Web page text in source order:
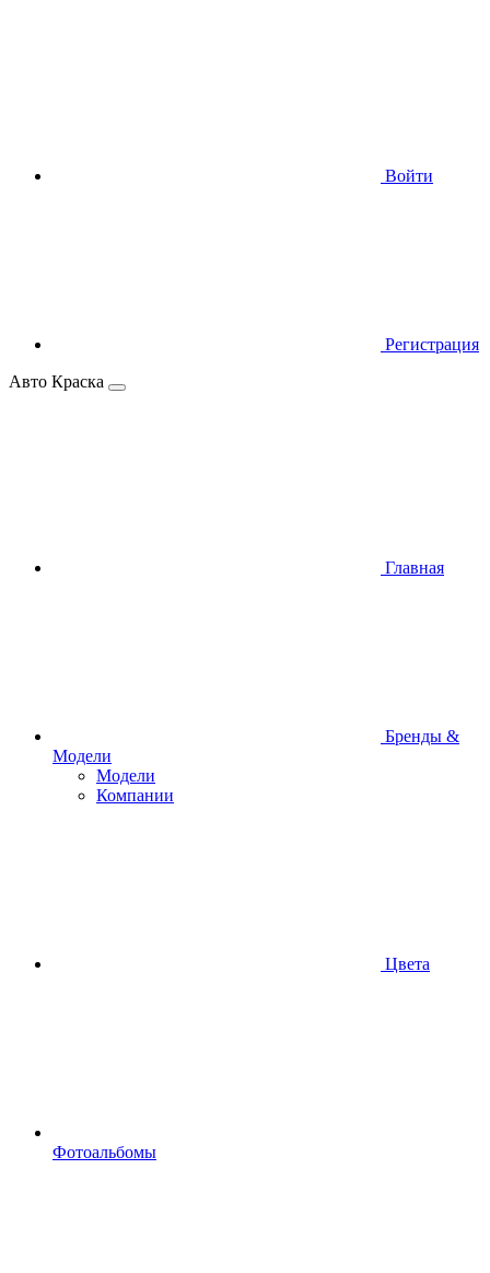
Войти
Регистрация
Авто Краска
Главная
Бренды &
Модели
Модели
Компании
Цвета
Фотоальбомы